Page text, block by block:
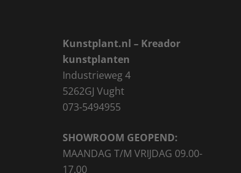
Kunstplant.nl – Kreador
kunstplanten
Industrieweg 4
5262GJ Vught
073-5494955
SHOWROOM GEOPEND:
MAANDAG T/M VRIJDAG 09.00-
17.00